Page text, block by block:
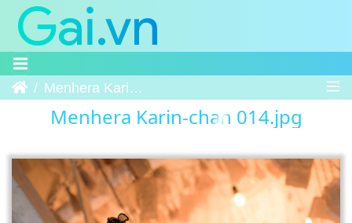
Trang chủMenhera Karin-chan 014
Menhera Karin-chan 014.jpg